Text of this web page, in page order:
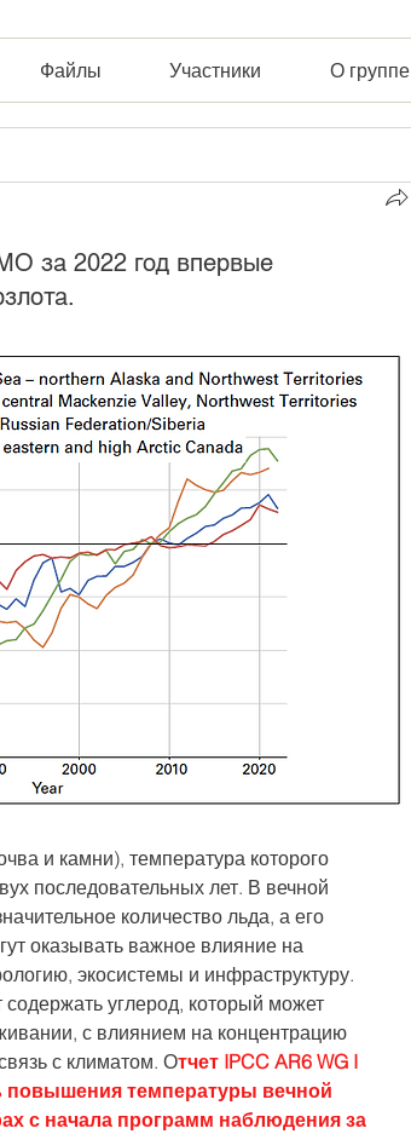
Файлы Участники О группе
за 2022 год впервые
и камни), температура которого
последовательных лет. В вечной
количество льда, а его
оказывать важное влияние на
экосистемы и инфраструктуру.
углерод, который может
с влиянием на концентрацию
с климатом. Отчет IPCC AR6 WG I
повышения температуры вечной
с начала программ наблюдения за